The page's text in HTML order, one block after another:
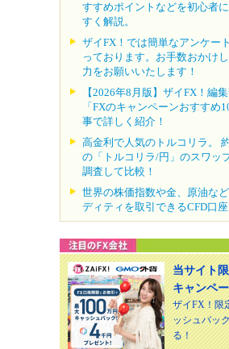
すすめポイントなどを初心者
すく解説。
ザイFX！では簡単なアンケー
っております。お手数おかけ
力をお願いいたします！
【2026年8月版】ザイFX！編
「FXのキャンペーンおすすめ
事で詳しく紹介！
高金利で人気のトルコリラ。
の「トルコリラ/円」のスワッ
調査して比較！
世界の株価指数や金、原油な
ディティを取引できるCFD口座
当サイト
キャンペ
ザイFX！限
ッシュバッ
る！